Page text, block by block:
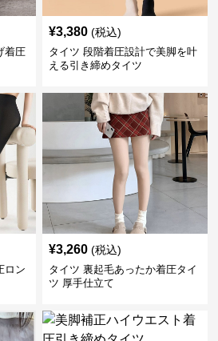
着圧
¥3,380 (税込)
タイツ 段階着圧設計で美脚を叶
える引き締めタイツ
ロン
¥3,260 (税込)
タイツ 裏起毛あったか着圧タイ
ツ 厚手仕立て